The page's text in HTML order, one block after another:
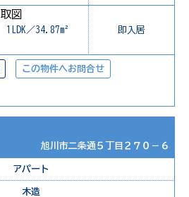
1LDK／34.87m² 即入居
この物件へお問合せ
旭川市二条通５丁目２７０－６
アパート
木造